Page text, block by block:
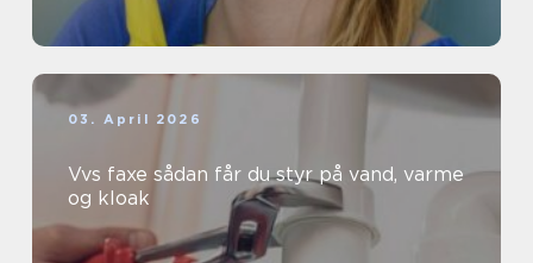
03. April 2026
Vvs faxe sådan får du styr på vand, varme
og kloak